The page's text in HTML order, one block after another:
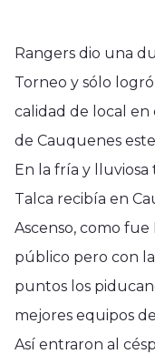
Rangers dio una
Torneo y sólo
calidad de local en
de Cauquenes
En la fría y
Talca recibía en
Ascenso, como
público pero con
puntos los
mejores equipos
Así entraron al